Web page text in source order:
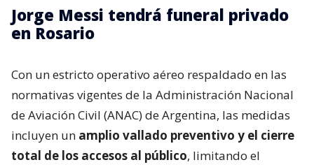
Jorge Messi tendrá funeral privado
en Rosario
Con un estricto operativo aéreo respaldado en las
normativas vigentes de la Administración Nacional
de Aviación Civil (ANAC) de Argentina, las medidas
incluyen un amplio vallado preventivo y el cierre
total de los accesos al público, limitando el